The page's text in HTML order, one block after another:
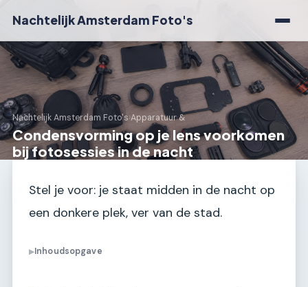
Nachtelijk Amsterdam Foto's
Nachtelijk Amsterdam Foto's›Apparatuur &
Condensvorming op je lens voorkomen
bij fotosessies in de nacht
Stel je voor: je staat midden in de nacht op
een donkere plek, ver van de stad.
▶Inhoudsopgave